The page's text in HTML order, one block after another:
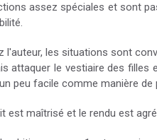
assez spéciales et sont
les situations sont
attaquer le vestiaire des
peu facile comme manière de
est maîtrisé et le rendu est